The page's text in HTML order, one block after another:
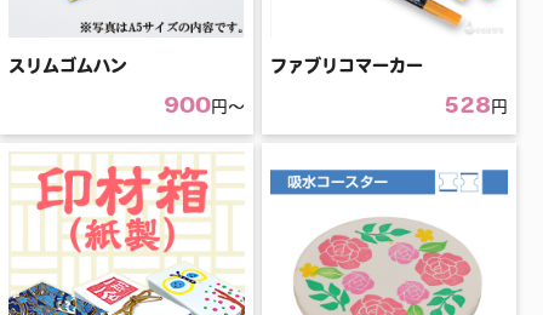
スリムゴムハン
900円〜
ファブリコマーカー
528円